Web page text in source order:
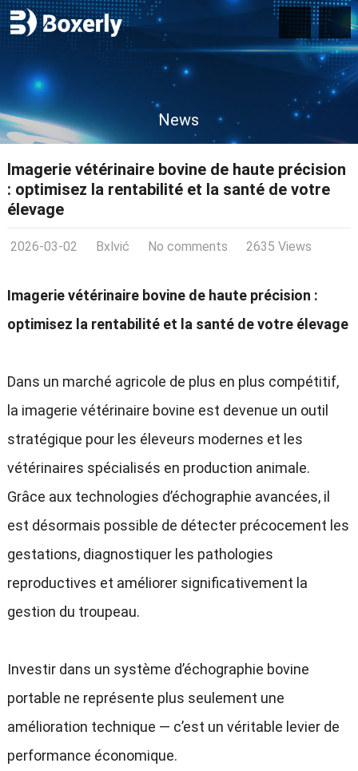
News
Imagerie vétérinaire bovine de haute précision
: optimisez la rentabilité et la santé de votre
élevage
2026-03-02 Bxlvić No comments 2635 Views
Imagerie vétérinaire bovine de haute précision :
optimisez la rentabilité et la santé de votre élevage
Dans un marché agricole de plus en plus compétitif,
la imagerie vétérinaire bovine est devenue un outil
stratégique pour les éleveurs modernes et les
vétérinaires spécialisés en production animale.
Grâce aux technologies d’échographie avancées, il
est désormais possible de détecter précocement les
gestations, diagnostiquer les pathologies
reproductives et améliorer significativement la
gestion du troupeau.
Investir dans un système d’échographie bovine
portable ne représente plus seulement une
amélioration technique — c’est un véritable levier de
performance économique.